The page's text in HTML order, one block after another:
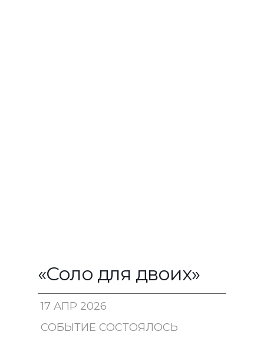
«Соло для двоих»
17 АПР 2026
СОБЫТИЕ СОСТОЯЛОСЬ